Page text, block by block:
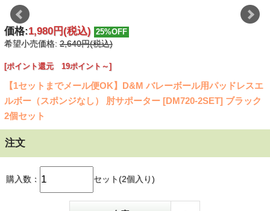
価格:1,980円(税込) 25%OFF
希望小売価格:2,640円(税込)
[ポイント還元 19ポイント～]
【1セットまでメール便OK】D&M バレーボール用パッドレスエ
ルボー（スポンジなし） 肘サポーター [DM720-2SET] ブラック
2個セット
注文
購入数： セット(2個入り)